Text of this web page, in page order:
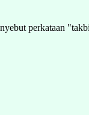
perkataan